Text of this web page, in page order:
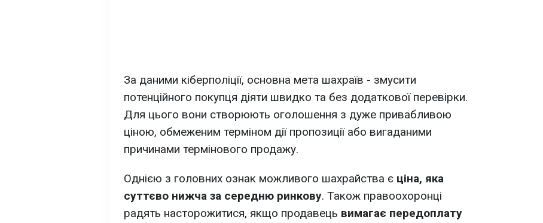
За даними кіберполіції, основна мета шахраїв - змусити
потенційного покупця діяти швидко та без додаткової перевірки.
Для цього вони створюють оголошення з дуже привабливою
ціною, обмеженим терміном дії пропозиції або вигаданими
причинами термінового продажу.
Однією з головних ознак можливого шахрайства є ціна, яка
суттєво нижча за середню ринкову. Також правоохоронці
радять насторожитися, якщо продавець вимагає передоплату